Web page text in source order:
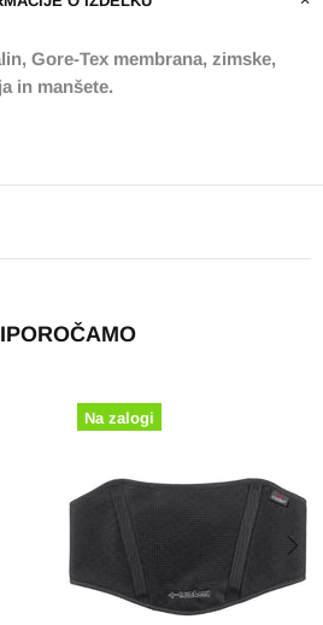
Gore-Tex membrana, zimske,
in manšete.
Na zalogi